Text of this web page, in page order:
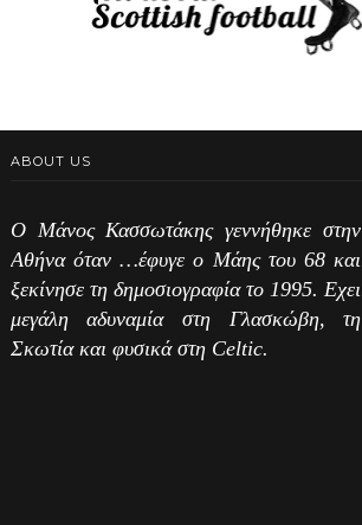
ABOUT US
Ο Μάνος Κασσωτάκης γεννήθηκε στην
Αθήνα όταν …έφυγε ο Μάης του 68 και
ξεκίνησε τη δημοσιογραφία το 1995. Εχει
μεγάλη αδυναμία στη Γλασκώβη, τη
Σκωτία και φυσικά στη Celtic.